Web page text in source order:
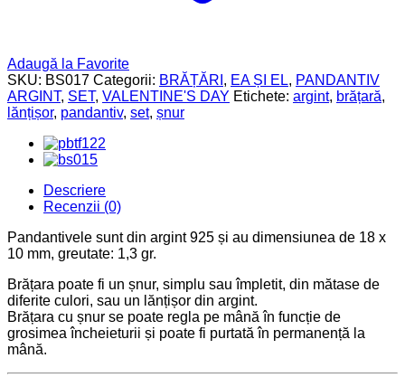
Adaugă la Favorite
SKU: BS017 Categorii: BRĂȚĂRI , EA ȘI EL, PANDANTIV
ARGINT, SET, VALENTINE'S DAY Etichete: argint, brățară,
lănțișor, pandantiv, set, șnur
Descriere
Recenzii (0)
Pandantivele sunt din argint 925 și au dimensiunea de 18 x
10 mm, greutate: 1,3 gr.
Brățara poate fi un șnur, simplu sau împletit, din mătase de
diferite culori, sau un lănțișor din argint.
Brățara cu șnur se poate regla pe mână în funcție de
grosimea încheieturii și poate fi purtată în permanență la
mână.